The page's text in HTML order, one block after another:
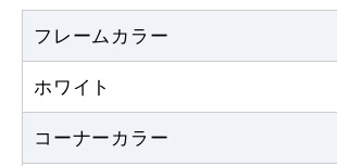
フレームカラー
ホワイト
コーナーカラー